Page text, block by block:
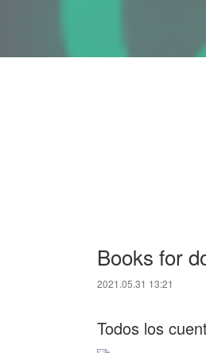
Books for
2021.05.31 13:21
Todos los